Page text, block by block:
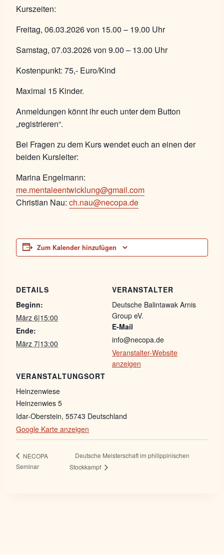
Kurszeiten:
Freitag, 06.03.2026 von 15.00 – 19.00 Uhr
Samstag, 07.03.2026 von 9.00 – 13.00 Uhr
Kostenpunkt: 75,- Euro/Kind
Maximal 15 Kinder.
Anmeldungen könnt ihr euch unter dem Button
„registrieren“.
Bei Fragen zu dem Kurs wendet euch an einen der
beiden Kursleiter:
Marina Engelmann:
me.mentaleentwicklung@gmail.com
Christian Nau: ch.nau@necopa.de
Zum Kalender hinzufügen
DETAILS
Beginn:
März 6|15:00
Ende:
März 7|13:00
VERANSTALTUNGSORT
Heinzenwiese
Heinzenwies 5
Idar-Oberstein, 55743 Deutschland
Google Karte anzeigen
VERANSTALTER
Deutsche Balintawak Arnis
Group eV.
E-Mail
info@necopa.de
Veranstalter-Website
anzeigen
NECOPA
Seminar
Deutsche Meisterschaft im philippinischen
Stockkampf